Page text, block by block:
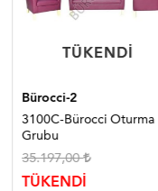
TÜKENDI
TÜKENDI
Bürocci-2
3100C-Bürocci Oturma
Grubu
35.197,00
TÜKENDİ